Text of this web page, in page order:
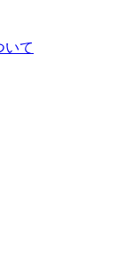
いて